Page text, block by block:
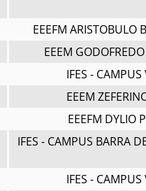
EEEFM ARISTOBULO
EEEM
IFES - CAMPUS
EEEM
EEEFM DYLIO
IFES - CAMPUS BARRA
IFES - CAMPUS